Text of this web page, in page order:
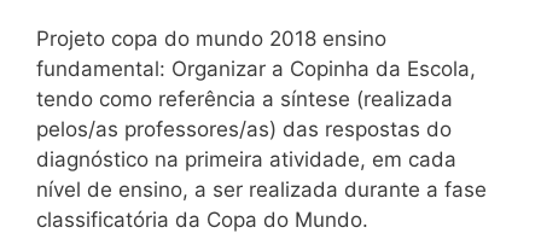
Projeto copa do mundo 2018 ensino
fundamental: Organizar a Copinha da Escola,
tendo como referência a síntese (realizada
pelos/as professores/as) das respostas do
diagnóstico na primeira atividade, em cada
nível de ensino, a ser realizada durante a fase
classificatória da Copa do Mundo.